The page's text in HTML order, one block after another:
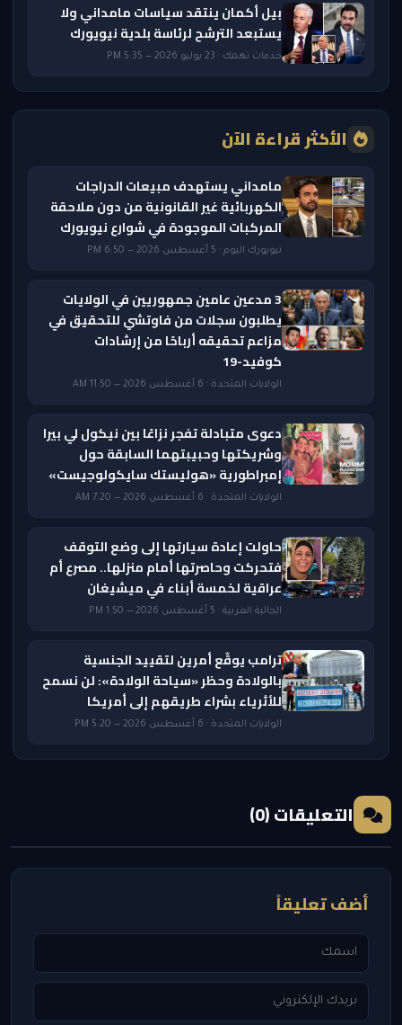
بيل أكمان ينتقد سياسات مامداني ولا
يستبعد الترشح لرئاسة بلدية نيويورك
خدمات تهمك · 23 يوليو 2026 — 5:35 PM
الأكثر قراءة الآن
مامداني يستهدف مبيعات الدراجات
الكهربائية غير القانونية من دون ملاحقة
المركبات الموجودة في شوارع نيويورك
نيويورك اليوم · 5 أغسطس 2026 — 6:50 PM
3 مدعين عامين جمهوريين في الولايات
يطلبون سجلات من فاوتشي للتحقيق في
مزاعم تحقيقه أرباحًا من إرشادات
كوفيد-19
الولايات المتحدة · 6 أغسطس 2026 — 11:50 AM
دعوى متبادلة تفجر نزاعًا بين نيكول لي بيرا
وشريكتها وحبيبتهما السابقة حول
إمبراطورية «هوليستك سايكولوجيست»
الولايات المتحدة · 6 أغسطس 2026 — 7:20 AM
حاولت إعادة سيارتها إلى وضع التوقف
فتحركت وحاصرتها أمام منزلها.. مصرع أم
عراقية لخمسة أبناء في ميشيغان
الجالية العربية · 5 أغسطس 2026 — 1:50 PM
ترامب يوقّع أمرين لتقييد الجنسية
بالولادة وحظر «سياحة الولادة»: لن نسمح
للأثرياء بشراء طريقهم إلى أمريكا
الولايات المتحدة · 6 أغسطس 2026 — 5:20 PM
التعليقات (0)
أضف تعليقاً